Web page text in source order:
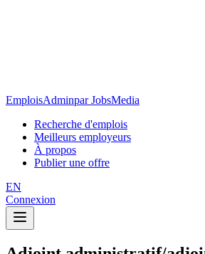
EmploisAdminpar JobsMedia
Recherche d'emplois
Meilleurs employeurs
À propos
Publier une offre
EN
Connexion